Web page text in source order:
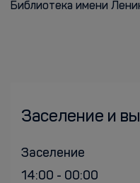
Библиотека имени
Заселение и
Заселение
14:00 - 00:00